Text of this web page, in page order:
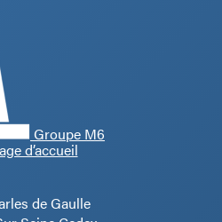
Groupe M6
d’accueil
de Gaulle